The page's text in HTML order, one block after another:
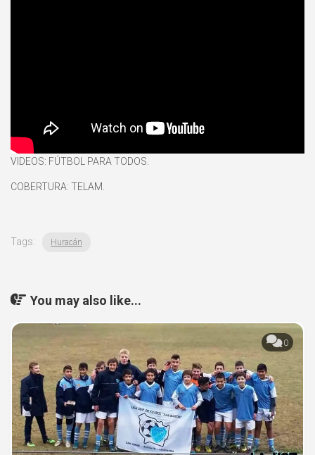
VIDEOS: FÚTBOL PARA TODOS.
COBERTURA: TELAM.
Tags: Huracán
You may also like...
0